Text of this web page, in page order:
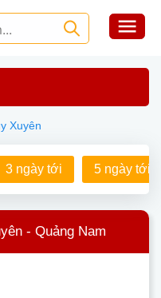
Xuyên
3 ngày tới 5 ngày tới
- Quảng Nam